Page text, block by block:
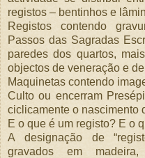
registos – bentinhos e
Registos contendo
Passos das Sagradas
paredes dos quartos,
objectos de veneração e
Maquinetas contendo
Culto ou encerram
ciclicamente o nascimento
E o que é um registo? E o
A designação de
gravados em